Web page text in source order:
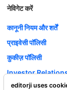
नेविगेट करें
कानूनी नियम और शर्तें
प्राइवेसी पॉलिसी
कुकीज़ पॉलिसी
Investor
करियर
editorji uses